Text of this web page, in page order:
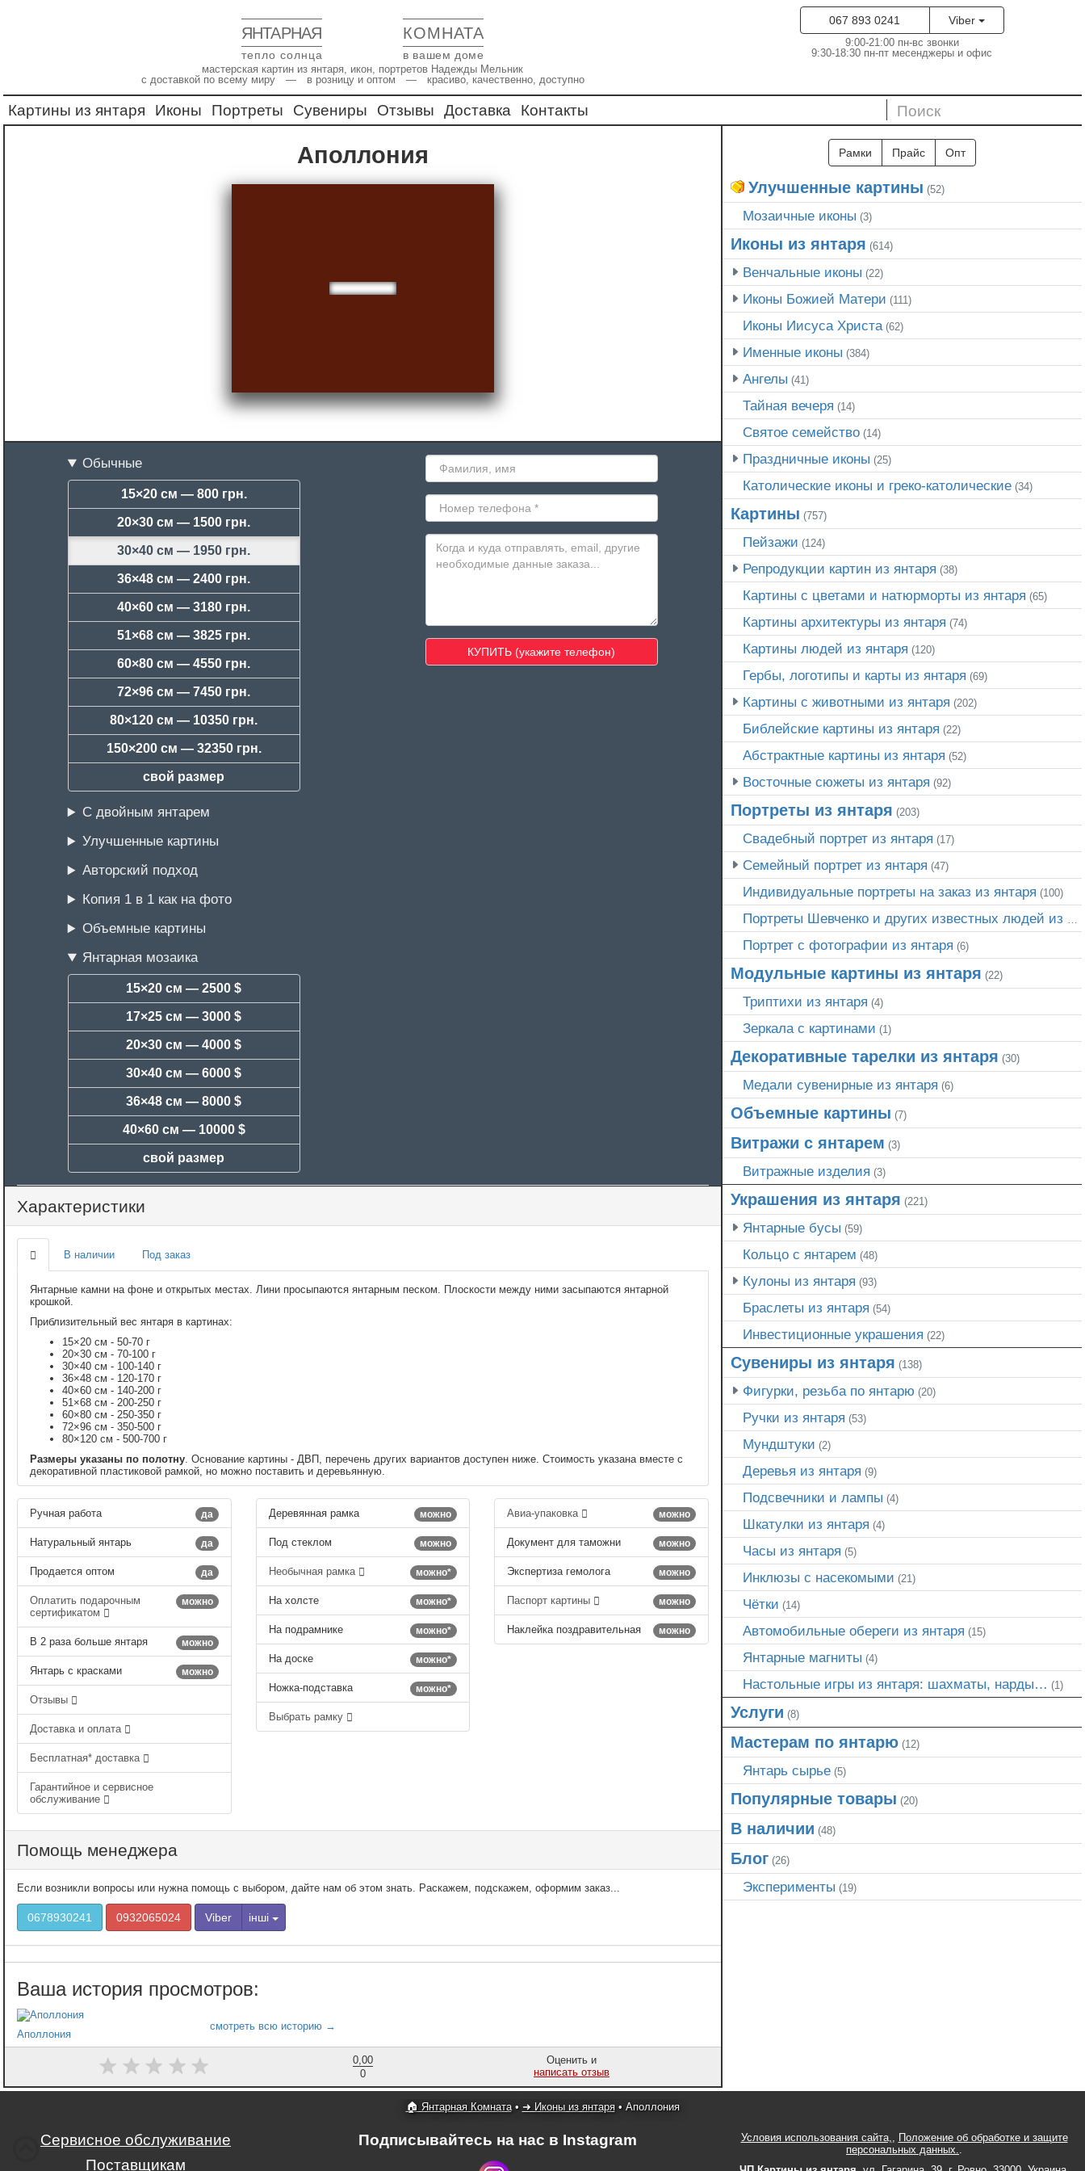
ЯНТАРНАЯ КОМНАТА
тепло солнца в вашем доме
мастерская картин из янтаря, икон, портретов Надежды Мельник
с доставкой по всему миру — в розницу и оптом — красиво, качественно, доступно
067 893 0241 Viber
9:00-21:00 пн-вс звонки
9:30-18:30 пн-пт месенджеры и офис
Картины из янтаря Иконы Портреты Сувениры Отзывы Доставка Контакты
Аполлония
Обычные
15×20 см — 800 грн.
20×30 см — 1500 грн.
30×40 см — 1950 грн.
36×48 см —2400 грн.
40×60 см —3180 грн.
51×68 см —3825 грн.
60×80 см —4550 грн.
72×96 см —7450 грн.
80×120 см — 10350 грн.
150×200 см — 32350 грн.
свой размер
С двойным янтарем
Улучшенные картины
Авторский подход
Копия 1 в 1 как на фото
Объемные картины
Янтарная мозаика
15×20 см —2500 $
17×25 см —3000 $
20×30 см —4000 $
30×40 см —6000 $
36×48 см —8000 $
40×60 см — 10000 $
свой размер
Характеристики
В наличии Под заказ
Янтарные камни на фоне и открытых местах. Лини просыпаются янтарным песком. Плоскости между ними засыпаются янтарной
крошкой.
Приблизительный вес янтаря в картинах:
15×20 см - 50-70 г
20×30 см - 70-100 г
30×40 см - 100-140 г
36×48 см - 120-170 г
40×60 см - 140-200 г
51×68 см - 200-250 г
60×80 см - 250-350 г
72×96 см - 350-500 г
80×120 см - 500-700 г
Размеры указаны по полотну. Основание картины - ДВП, перечень других вариантов доступен ниже. Стоимость указана вместе с
декоративной пластиковой рамкой, но можно поставить и деревьянную.
да
Ручная работа
да
Натуральный янтарь
да
Продается оптом
можно
Оплатить подарочным
сертификатом
можно
В 2 раза больше янтаря
можно
Янтарь с красками
Отзывы
Доставка и оплата
Бесплатная* доставка
Гарантийное и сервисное
обслуживание
можно
Деревянная рамка
можно
Под стеклом
можно*
Необычная рамка
можно*
На холсте
можно*
На подрамнике
можно*
На доске
можно*
Ножка-подставка
Выбрать рамку
можно
Авиа-упаковка
можно
Документ для таможни
можно
Экспертиза гемолога
можно
Паспорт картины
можно
Наклейка поздравительная
Помощь менеджера
Если возникли вопросы или нужна помощь с выбором, дайте нам об этом знать. Раскажем, подскажем, оформим заказ...
0678930241 0932065024 Viber інші
Аполлония
0,00
0
Оценить и
написать отзыв
Рамки Прайс Опт
Улучшенные картины (52)
Мозаичные иконы (3)
Иконы из янтаря (614)
Венчальные иконы (22)
Иконы Божией Матери (111)
Иконы Иисуса Христа(62)
Именные иконы (384)
Ангелы (41)
Тайная вечеря (14)
Святое семейство(14)
Праздничные иконы (25)
Католические иконы и греко-католические(34)
Картины (757)
Пейзажи (124)
Репродукции картин из янтаря (38)
Картины с цветами и натюрморты из янтаря (65)
Картины архитектуры из янтаря (74)
Картины людей из янтаря (120)
Гербы, логотипы и карты из янтаря (69)
Картины с животными из янтаря (202)
Библейские картины из янтаря (22)
Абстрактные картины из янтаря (52)
Восточные сюжеты из янтаря (92)
Портреты из янтаря (203)
Свадебный портрет из янтаря (17)
Семейный портрет из янтаря (47)
Индивидуальные портреты на заказ из янтаря (100)
Портреты Шевченко и других известных людей из янтаря
Портрет c фотографии из янтаря (6)
Модульные картины из янтаря (22)
Триптихи из янтаря (4)
Зеркала с картинами (1)
Декоративные тарелки из янтаря (30)
Медали сувенирные из янтаря (6)
Объемные картины (7)
Витражи с янтарем (3)
Витражные изделия (3)
Украшения из янтаря (221)
Янтарные бусы (59)
Кольцо с янтарем (48)
Кулоны из янтаря (93)
Браслеты из янтаря (54)
Инвестиционные украшения (22)
Сувениры из янтаря (138)
Фигурки, резьба по янтарю (20)
Ручки из янтаря (53)
Мундштуки (2)
Деревья из янтаря (9)
Подсвечники и лампы (4)
Шкатулки из янтаря (4)
Часы из янтаря (5)
Инклюзы с насекомыми (21)
Чётки (14)
Автомобильные обереги из янтаря (15)
Янтарные магниты (4)
Настольные игры из янтаря: шахматы, нарды… (1)
Услуги (8)
Мастерам по янтарю(12)
Янтарь сырье(5)
Популярные товары (20)
В наличии (48)
Блог(26)
Эксперименты (19)
🏠 Янтарная Комната• ➜ Иконы из янтаря • Аполлония
Сервисное обслуживание
Поставщикам
Подписывайтесь на нас в Instagram Условия использования сайта,
Положение об обработке и защите
персональных данных.